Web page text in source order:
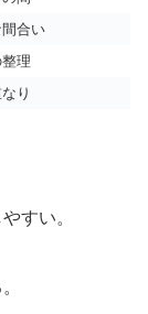
合い
理
り
すい。